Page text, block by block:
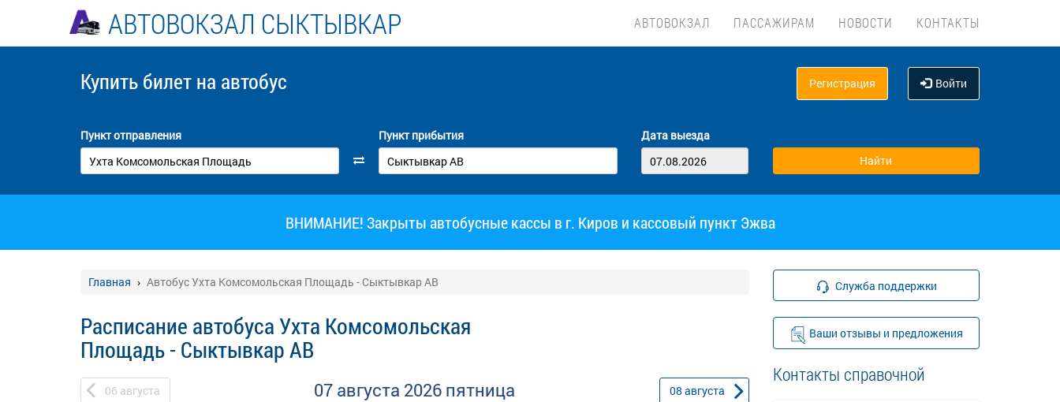
АВТОВОКЗАЛ СЫКТЫВКАР АВТОВОКЗАЛ ПАССАЖИРАМ НОВОСТИ КОНТАКТЫ
Купить билет на автобус Регистрация Войти
Пункт отправления Пункт прибытия Дата выезда
ВНИМАНИЕ! Закрыты автобусные кассы в г. Киров и кассовый пункт Эжва
Главная Автобус Ухта Комсомольская Площадь - Сыктывкар АВ
Расписание автобуса Ухта Комсомольская
Площадь - Сыктывкар АВ
06 августа 07 августа 2026 пятница 08 августа
Служба поддержки
Ваши отзывы и предложения
Контакты справочной